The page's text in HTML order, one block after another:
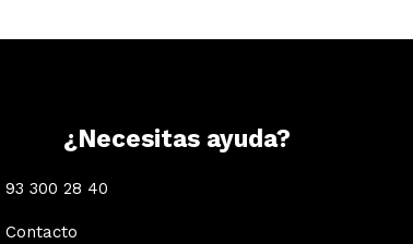
¿Necesitas ayuda?
93 300 28 40
Contacto